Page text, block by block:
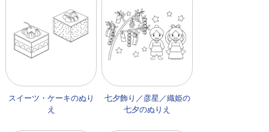
スイーツ・ケーキのぬり
え
七夕飾り／彦星／織姫の
七夕のぬりえ